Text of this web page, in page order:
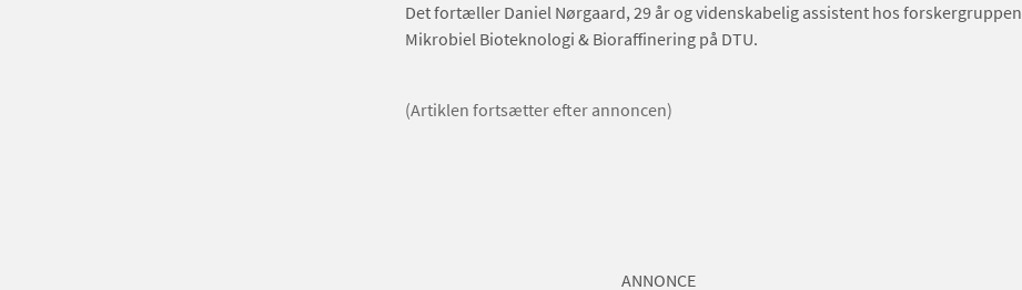
Det fortæller Daniel Nørgaard, 29 år og videnskabelig assistent hos forskergruppen
Mikrobiel Bioteknologi & Bioraffinering på DTU.
(Artiklen fortsætter efter annoncen)
ANNONCE